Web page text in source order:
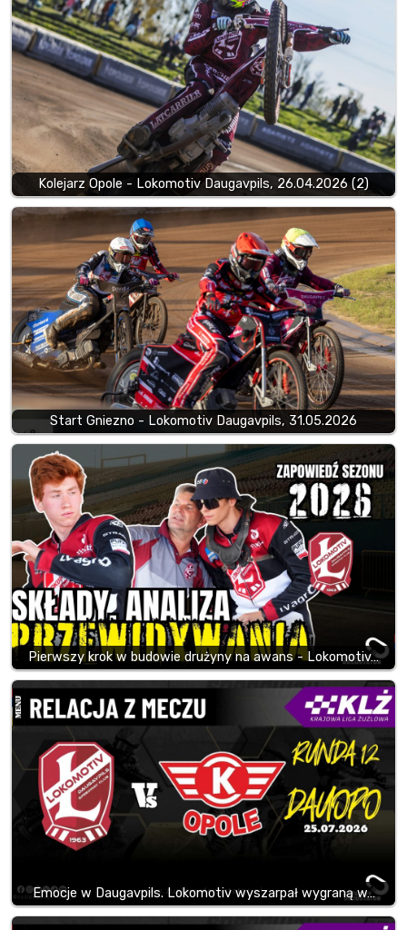
Kolejarz Opole - Lokomotiv Daugavpils, 26.04.2026 (2)
Start Gniezno - Lokomotiv Daugavpils, 31.05.2026
Pierwszy krok w budowie drużyny na awans - Lokomotiv…
Emocje w Daugavpils. Lokomotiv wyszarpał wygraną w…